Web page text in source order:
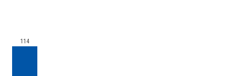
114